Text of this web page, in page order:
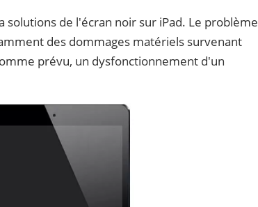
de l'écran noir sur iPad. Le problème
des dommages matériels survenant
prévu, un dysfonctionnement d'un